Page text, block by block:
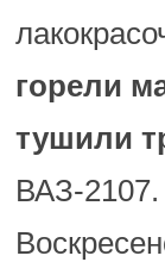
горели
тушили
ВАЗ-2107.